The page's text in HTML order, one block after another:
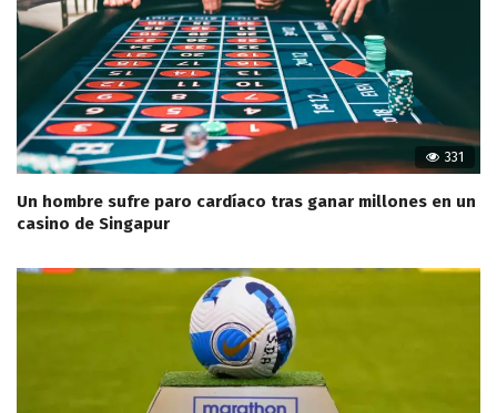
331
Un hombre sufre paro cardíaco tras ganar millones en un
casino de Singapur